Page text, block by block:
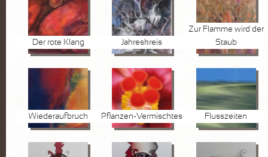
Der rote Klang Jahreskreis
Zur Flamme wird der
Staub
Wiederaufbruch Pflanzen-Vermischtes Flusszeiten